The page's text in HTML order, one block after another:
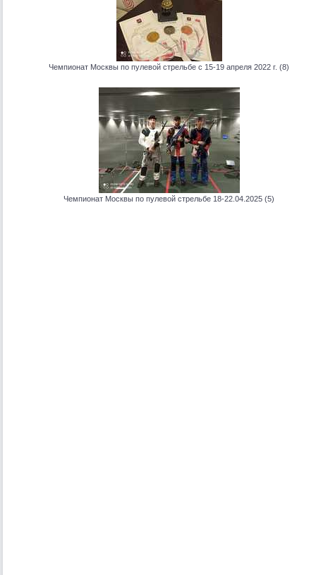
Чемпионат Москвы по пулевой стрельбе с 15-19 апреля 2022 г. (8)
Чемпионат Москвы по пулевой стрельбе 18-22.04.2025 (5)